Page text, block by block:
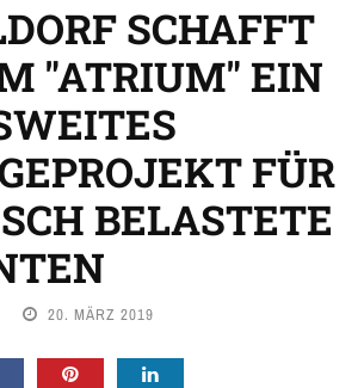
SCHAFFT
"ATRIUM" EIN
FÜR
BELASTETE
20. MÄRZ 2019